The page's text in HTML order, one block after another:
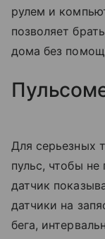
рулем и
позволяет
дома без
Для серьезных
пульс, чтобы
датчик
датчики на
бега,